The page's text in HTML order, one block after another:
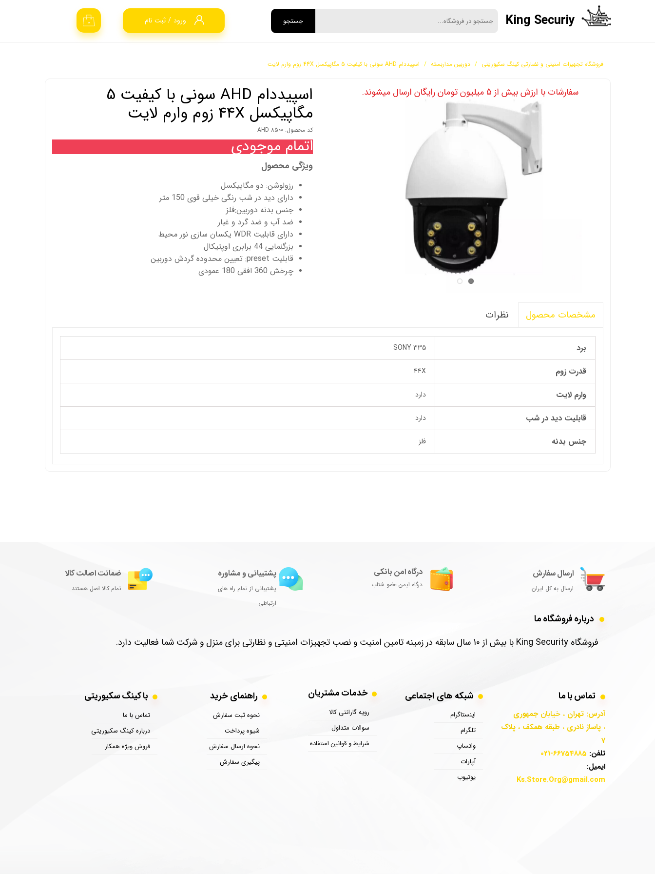
جستجو ۰ King Securiy ورود / ثبت نام
حساب کاربری من
خروج از حساب
کاربری
فروشگاه تجهیزات امنیتی و نضارتی کینگ سکیوریتی دوربین مداربسته اسپیددام AHD سونی با کیفیت 5 مگاپیکسل 44X زوم وارم لایت
اسپیددام AHD سونی با کیفیت 5
مگاپیکسل 44X زوم وارم لایت
کد محصول: AHD 8500
اتمام موجودی
ویژگی محصول
رزولوشن: دو مگاپیکسل
دارای دید در شب رنگی خیلی قوی 150 متر
جنس بدنه دوربین:فلز
ضد آب و ضد گرد و غبار
دارای قابلیت WDR یکسان سازی نور محیط
بزرگنمایی 44 برابری اوپتیکال
قابلیت preset: تعیین محدوده گردش دوربین
چرخش 360 افقی 180 عمودی
مشخصات محصول نظرات
برد SONY 335
قدرت زوم 44X
وارم لایت دارد
قابلیت دید در شب دارد
جنس بدنه فلز
​​سفارشات با ارزش بیش از 5 میلیون تومان رایگان ارسال میشوند.
ارسال سفارش
ارسال به کل ایران
درباره فروشگاه ما
​فروشگاه King Security با بیش از 10 سال سابقه در زمینه تامین امنیت و نصب تجهیزات امنیتی و نظارتی برای منزل و شرکت شما فعالیت دارد.
​​​​​​​​​​​​​​​​​​راهنمای خرید
نحوه ثبت سفارش
شیوه پرداخت
نحوه ارسال سفارش
پیگیری سفارش
تماس با ما
آدرس: تهران ، خیابانجمهوری
، پاساژ نادری ،​​​​​​​ طبقه همکف ، پلاک
7
تلفن: 66754885-021
ایمیل:
Ks.Store.Org@gmail.com
درگاه امن بانکی
درگاه ایمن عضو شتاب
پشتیبانی و مشاوره
پشتیبانی از تمام راه های
ارتباطی
ضمانت اصالت کالا
تمام کالا اصل هستند
رویه گارانتی کالا
سوالات متداول
شرایط و قوانین استفاده
خدمات مشتریان
اینستاگرام
تلگرام
واتساپ
آپارات
یوتیوب
​​​​شبکه های اجتماعی
تماس با ما
درباره کینگ سکیوریتی
فروش ویژه همکار
با کینگ سکیوریتی